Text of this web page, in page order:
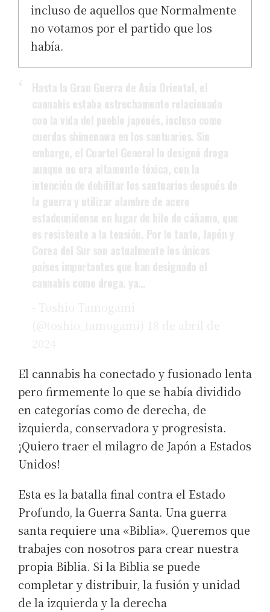
incluso de aquellos que Normalmente
no votamos por el partido que los
había.
El cannabis ha conectado y fusionado lenta
pero firmemente lo que se había dividido
en categorías como de derecha, de
izquierda, conservadora y progresista.
¡Quiero traer el milagro de Japón a Estados
Unidos!
Esta es la batalla final contra el Estado
Profundo, la Guerra Santa. Una guerra
santa requiere una «Biblia». Queremos que
trabajes con nosotros para crear nuestra
propia Biblia. Si la Biblia se puede
completar y distribuir, la fusión y unidad
de la izquierda y la derecha